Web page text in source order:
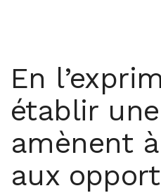
En
établir
amènent
aux